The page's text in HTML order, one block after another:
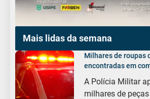
Mais lidas da semana
Milhares de roupas
encontradas em
A Polícia Militar
milhares de